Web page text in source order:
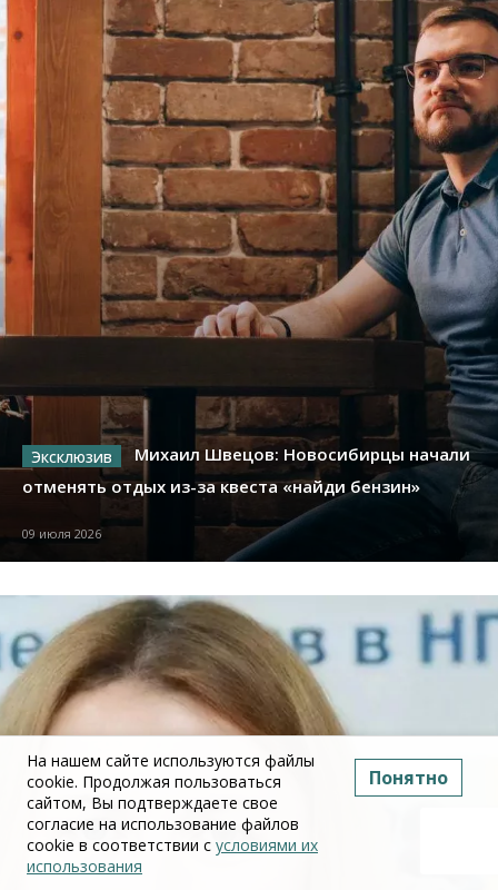
Михаил Швецов: Новосибирцы начали
отменять отдых из-за квеста «найди бензин»
09 июля 2026
На нашем сайте используются файлы
cookie. Продолжая пользоваться
сайтом, Вы подтверждаете свое
согласие на использование файлов
cookie в соответствии с условиями их
использования
Понятно